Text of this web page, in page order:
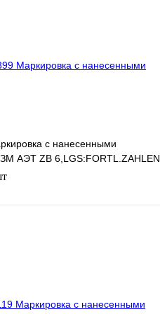
с нанесенными
АЭТ ZB 6,LGS:FORTL.ZAHLEN